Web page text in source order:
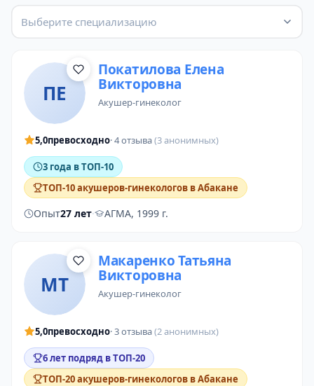
Выберите специализацию
ПЕ
Покатилова Елена
Викторовна
акушер-гинеколог
5,0превосходно· 4 отзыва(3 анонимных)
3 года в ТОП-10
ТОП-10 акушеров-гинекологов в Абакане
Опыт27 лет· АГМА, 1999 г.
МТ
Макаренко Татьяна
Викторовна
акушер-гинеколог
5,0превосходно· 3 отзыва(2 анонимных)
6 лет подряд в ТОП-20
ТОП-20 акушеров-гинекологов в Абакане